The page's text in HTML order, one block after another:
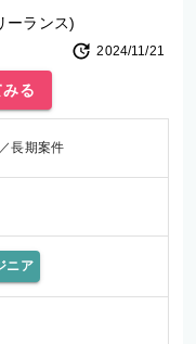
ーランス)
2024/11/21
る
長期案件
ニア